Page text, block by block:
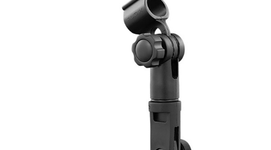
ウクレレ
電子ピアノ